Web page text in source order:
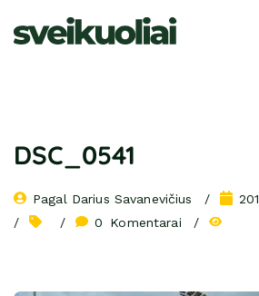
DSC_0541
Pagal Darius Savanevičius
0
Komentarai